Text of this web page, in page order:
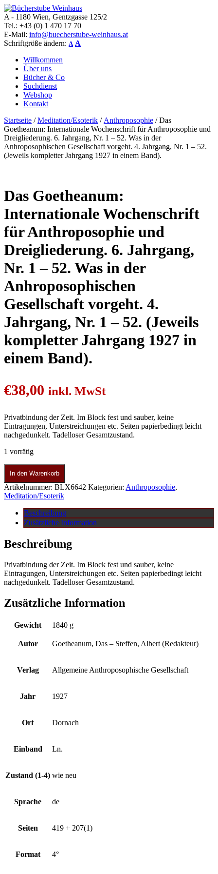
Bücherstube Weinhaus
Verkauf von seltenen antiquarischen und alten, teilweise noch
verlagsneuen Bücher.
A - 1180 Wien, Gentzgasse 125/2
Tel.: +43 (0) 1 470 17 70
E-Mail: info@buecherstube-weinhaus.at
Schriftgröße ändern: A A
Willkommen
Über uns
Bücher & Co
Suchdienst
Webshop
Kontakt
Startseite /Meditation/Esoterik / Anthroposophie / Das
Goetheanum: Internationale Wochenschrift für Anthroposophie und
Dreigliederung. 6. Jahrgang, Nr. 1 – 52. Was in der
Anhroposophischen Gesellschaft vorgeht. 4. Jahrgang, Nr. 1 – 52.
(Jeweils kompletter Jahrgang 1927 in einem Band).
Das Goetheanum:
Internationale Wochenschrift
für Anthroposophie und
Dreigliederung. 6. Jahrgang,
Nr. 1 – 52. Was in der
Anhroposophischen
Gesellschaft vorgeht. 4.
Jahrgang, Nr. 1 – 52. (Jeweils
kompletter Jahrgang 1927 in
einem Band).
€38,00 inkl. MwSt
Privatbindung der Zeit. Im Block fest und sauber, keine
Eintragungen, Unterstreichungen etc. Seiten papierbedingt leicht
nachgedunkelt. Tadelloser Gesamtzustand.
1 vorrätig
In den Warenkorb
Artikelnummer: BLX6642 Kategorien: Anthroposophie,
Meditation/Esoterik
Beschreibung
Zusätzliche Information
Beschreibung
Privatbindung der Zeit. Im Block fest und sauber, keine
Eintragungen, Unterstreichungen etc. Seiten papierbedingt leicht
nachgedunkelt. Tadelloser Gesamtzustand.
Zusätzliche Information
Gewicht 1840 g
Autor Goetheanum, Das – Steffen, Albert (Redakteur)
Verlag Allgemeine Anthroposophische Gesellschaft
Jahr 1927
Ort Dornach
Einband Ln.
Zustand (1-4) wie neu
Sprache de
Seiten 419 + 207(1)
Format 4°